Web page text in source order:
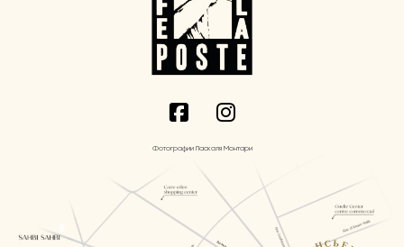
Фотографии Паскаля Монтари